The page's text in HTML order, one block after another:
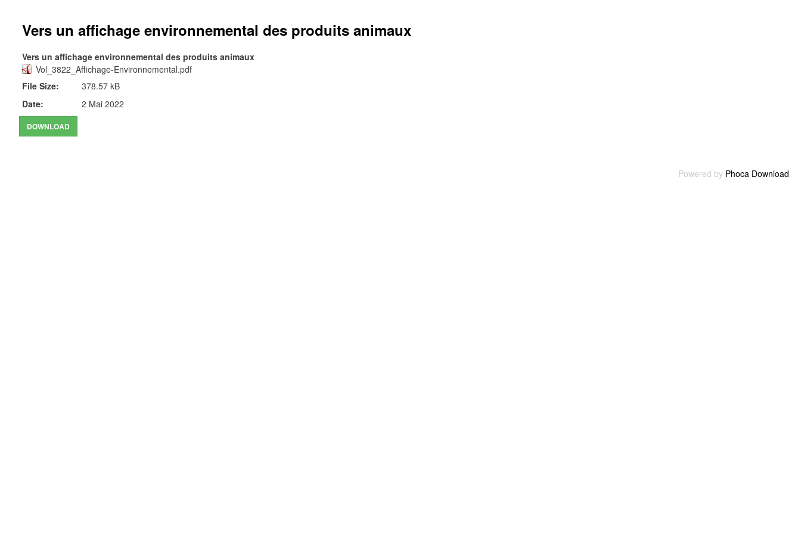
Vers un affichage environnemental des produits animaux
Vers un affichage environnemental des produits animaux
Vol_3822_Affichage-Environnemental.pdf
File Size:
378.57 kB
Date:
2 Mai 2022
Powered by Phoca Download